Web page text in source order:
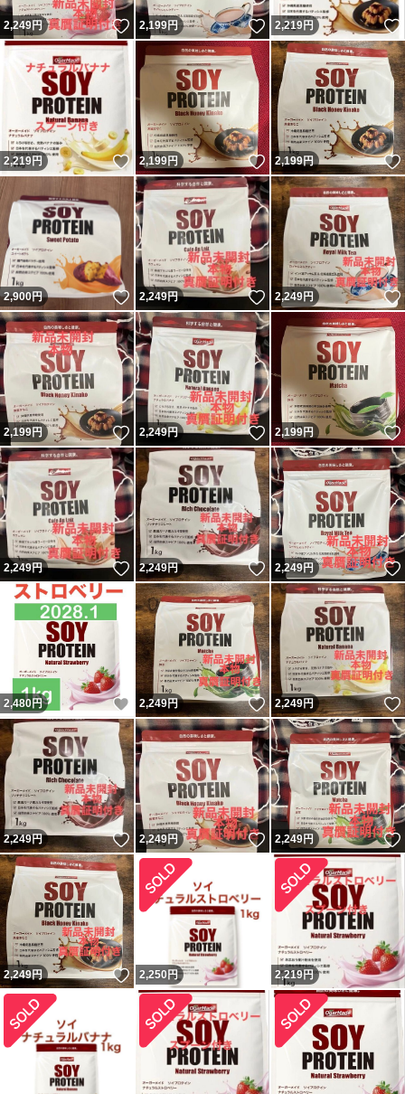
2,249円 いいね！
2,199円 いいね！
2,219円
2,219円 いいね！
2,199円 いいね！
2,199円
2,900円 いいね！
2,249円 いいね！
2,249円
2,199円 いいね！
2,249円 いいね！
2,199円
2,249円 いいね！
2,249円 いいね！
2,249円
2,480円 いいね！
2,249円 いいね！
2,249円
2,249円 いいね！
2,249円 いいね！
2,249円
2,249円 いいね！
2,250 円 2,219円